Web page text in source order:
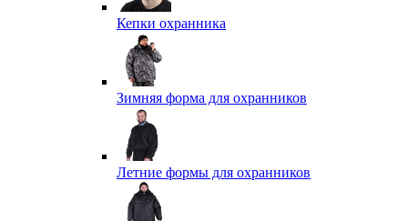
Кепки охранника
Зимняя форма для охранников
Летние формы для охранников